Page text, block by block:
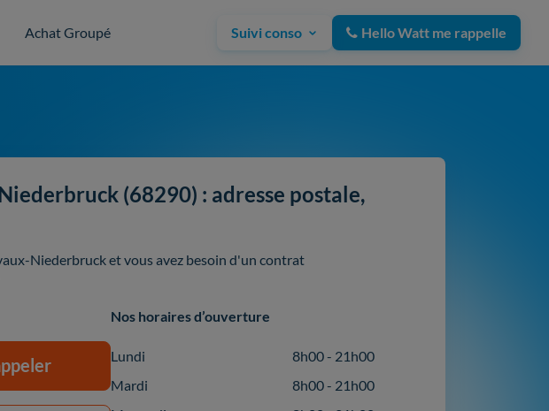
Achat Groupé Suivi conso Hello Watt me rappelle
(68290) : adresse postale,
Niederbruck et vous avez besoin d'un contrat
Nos horaires d’ouverture
Lundi
8h00 - 21h00
Mardi
8h00 - 21h00